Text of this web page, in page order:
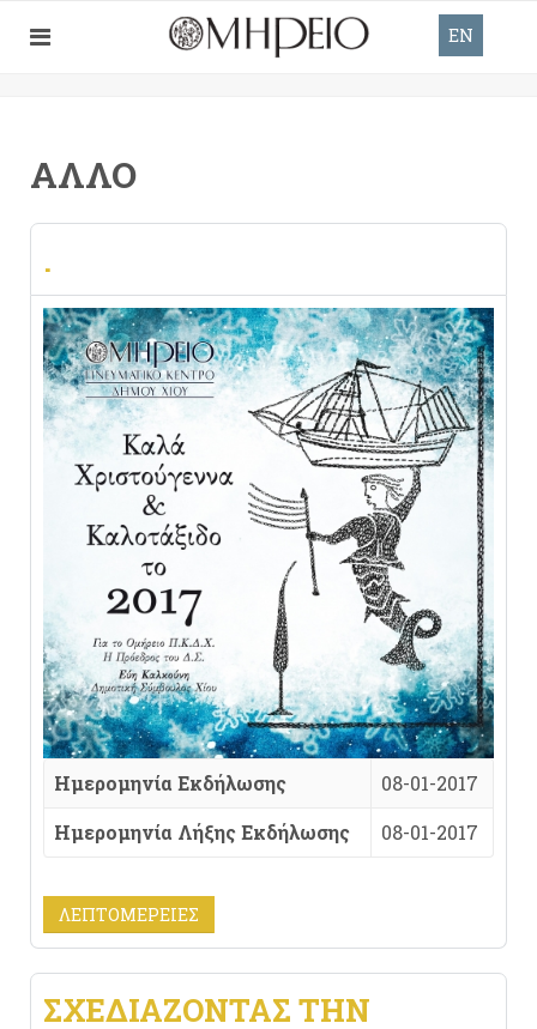
EN
ΆΛΛΟ
.
Ημερομηνία Εκδήλωσης
08-01-2017
Ημερομηνία Λήξης Εκδήλωσης
08-01-2017
ΛΕΠΤΟΜΈΡΕΙΕΣ
ΣΧΕΔΙΆΖΟΝΤΑΣ ΤΗΝ